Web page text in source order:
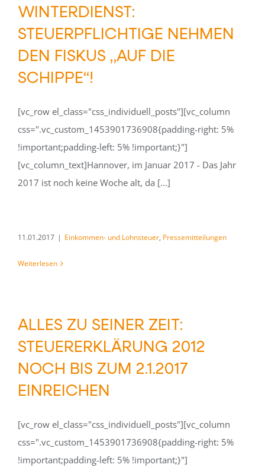
WINTERDIENST:
STEUERPFLICHTIGE NEHMEN
DEN FISKUS „AUF DIE
SCHIPPE“!
[vc_row el_class="css_individuell_posts"][vc_column
css=".vc_custom_1453901736908{padding-right: 5%
!important;padding-left: 5% !important;}"]
[vc_column_text]Hannover, im Januar 2017 - Das Jahr
2017 ist noch keine Woche alt, da [...]
11.01.2017 | Einkommen- und Lohnsteuer, Pressemitteilungen
Weiterlesen
ALLES ZU SEINER ZEIT:
STEUERERKLÄRUNG 2012
NOCH BIS ZUM 2.1.2017
EINREICHEN
[vc_row el_class="css_individuell_posts"][vc_column
css=".vc_custom_1453901736908{padding-right: 5%
!important;padding-left: 5% !important;}"]